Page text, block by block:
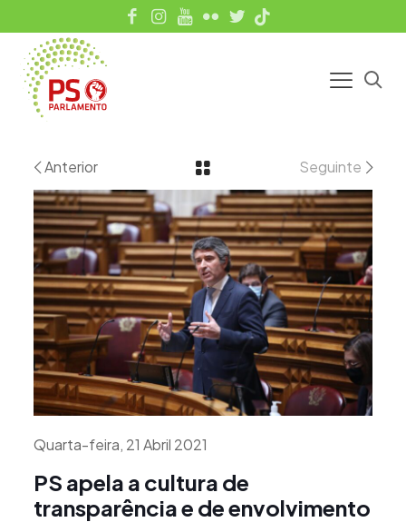
Anterior Seguinte
Quarta-feira, 21 Abril 2021
PS apela a cultura de
transparência e de envolvimento